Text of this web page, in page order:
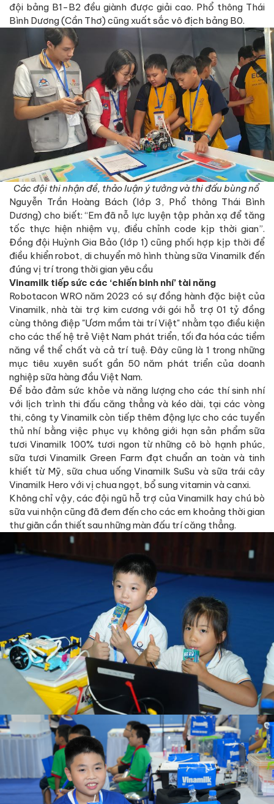
đội bảng B1-B2 đều giành được giải cao. Phổ thông Thái
Bình Dương (Cần Thơ) cũng xuất sắc vô địch bảng B0.
Các đội thi nhận đề, thảo luận ý tưởng và thi đấu bùng nổ
Nguyễn Trần Hoàng Bách (lớp 3, Phổ thông Thái Bình
Dương) cho biết: “Em đã nỗ lực luyện tập phản xạ để tăng
tốc thực hiện nhiệm vụ, điều chỉnh code kịp thời gian”.
Đồng đội Huỳnh Gia Bảo (lớp 1) cũng phối hợp kịp thời để
điều khiển robot, di chuyển mô hình thùng sữa Vinamilk đến
đúng vị trí trong thời gian yêu cầu
Vinamilk tiếp sức các ‘chiến binh nhí’ tài năng
Robotacon WRO năm 2023 có sự đồng hành đặc biệt của
Vinamilk, nhà tài trợ kim cương với gói hỗ trợ 01 tỷ đồng
cùng thông điệp "Ươm mầm tài trí Việt" nhằm tạo điều kiện
cho các thế hệ trẻ Việt Nam phát triển, tối đa hóa các tiềm
năng về thể chất và cả trí tuệ. Đây cũng là 1 trong những
mục tiêu xuyên suốt gần 50 năm phát triển của doanh
nghiệp sữa hàng đầu Việt Nam.
Để bảo đảm sức khỏe và năng lượng cho các thí sinh nhí
với lịch trình thi đấu căng thẳng và kéo dài, tại các vòng
thi, công ty Vinamilk còn tiếp thêm động lực cho các tuyển
thủ nhí bằng việc phục vụ không giới hạn sản phẩm sữa
tươi Vinamilk 100% tươi ngon từ những cô bò hạnh phúc,
sữa tươi Vinamilk Green Farm đạt chuẩn an toàn và tinh
khiết từ Mỹ, sữa chua uống Vinamilk SuSu và sữa trái cây
Vinamilk Hero với vị chua ngọt, bổ sung vitamin và canxi.
Không chỉ vậy, các đội ngũ hỗ trợ của Vinamilk hay chú bò
sữa vui nhộn cũng đã đem đến cho các em khoảng thời gian
thư giãn cần thiết sau những màn đấu trí căng thẳng.